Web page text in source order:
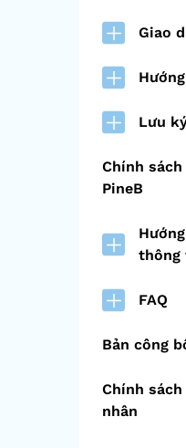
Giao
Lưu
Chính
PineB
thông
FAQ
Bản công
Chính
nhân